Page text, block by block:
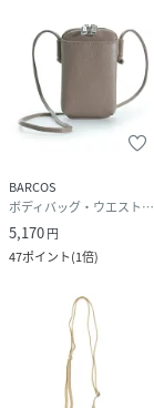
BARCOS
ボディバッグ・ウエストポーチ
5,170円
47ポイント(1倍)